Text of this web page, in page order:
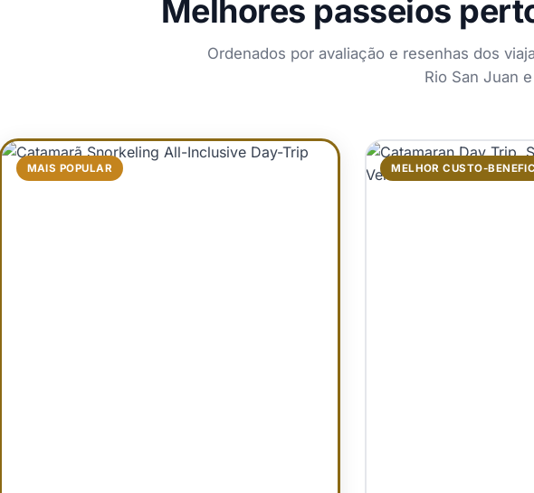
Melhores passeios
Ordenados por avaliação e resenhas dos
Rio San Juan
MAIS POPULAR MELHOR CUSTO-